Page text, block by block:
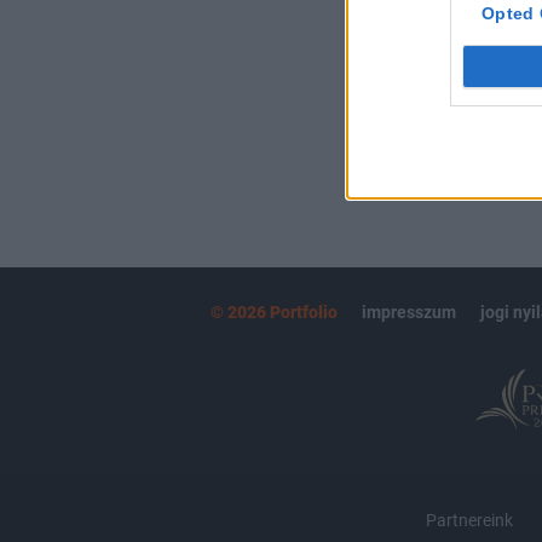
Opted
MÁR
© 2026 Portfolio impresszum jogi
Partnereink